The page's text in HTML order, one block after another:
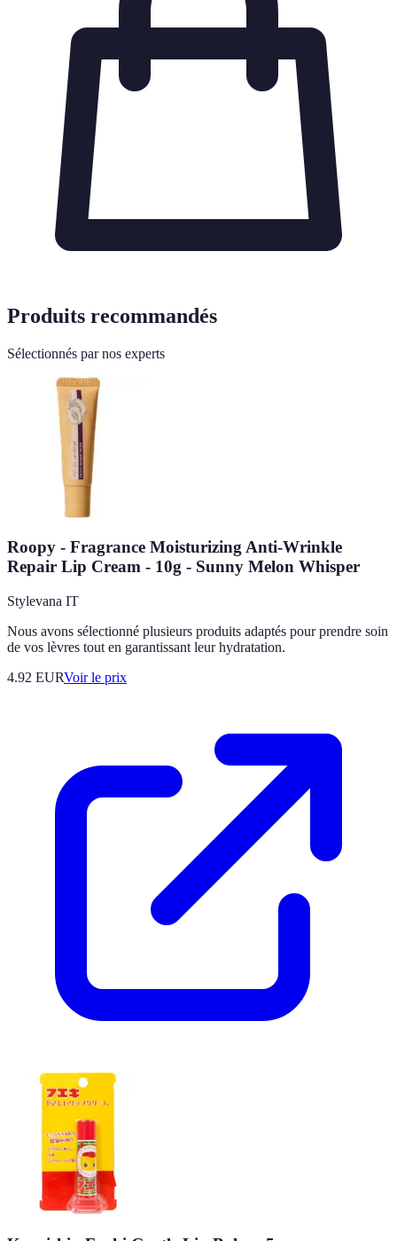
Produits recommandés
Sélectionnés par nos experts
Roopy - Fragrance Moisturizing Anti-Wrinkle
Repair Lip Cream - 10g - Sunny Melon Whisper
Stylevana IT
Nous avons sélectionné plusieurs produits adaptés pour prendre soin
de vos lèvres tout en garantissant leur hydratation.
4.92 EURVoir le prix